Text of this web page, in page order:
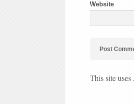
Website
This site